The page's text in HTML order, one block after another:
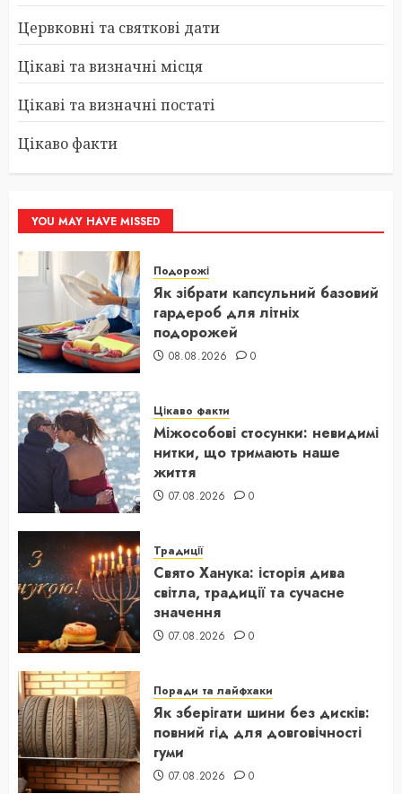
Цервковні та святкові дати
Цікаві та визначні місця
Цікаві та визначні постаті
Цікаво факти
YOU MAY HAVE MISSED
Подорожі
Як зібрати капсульний базовий
гардероб для літніх
подорожей
08.08.2026 0
Цікаво факти
Міжособові стосунки: невидимі
нитки, що тримають наше
життя
07.08.2026 0
Традиції
Свято Ханука: історія дива
світла, традиції та сучасне
значення
07.08.2026 0
Поради та лайфхаки
Як зберігати шини без дисків:
повний гід для довговічності
гуми
07.08.2026 0